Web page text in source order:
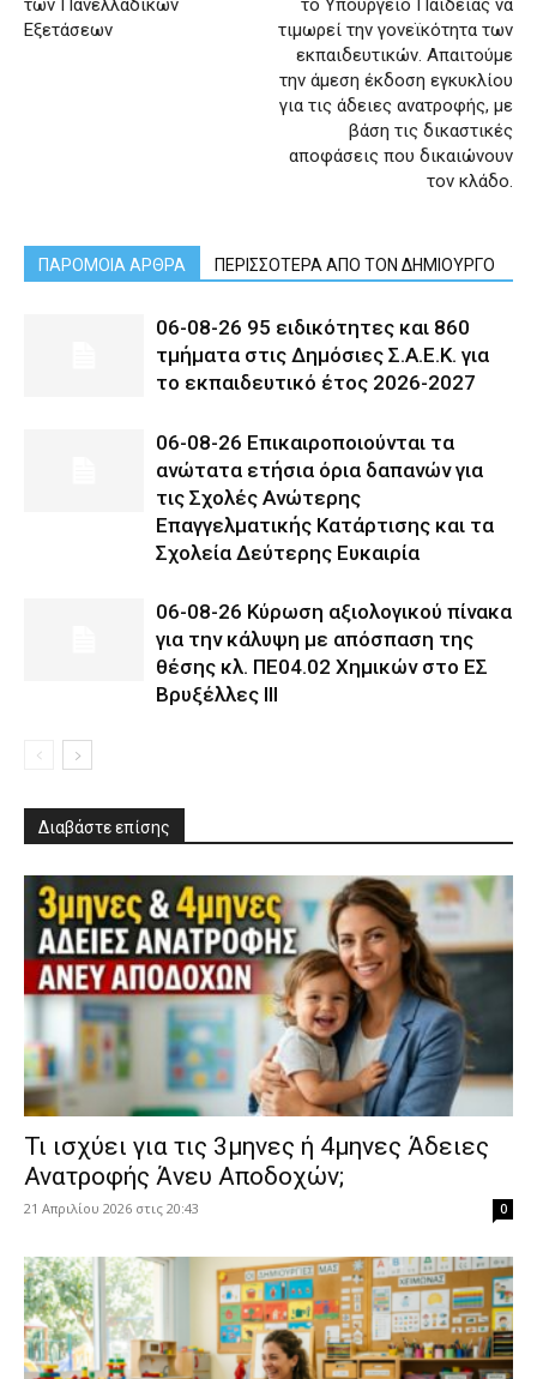
των Πανελλαδικών
Εξετάσεων
το Υπουργείο Παιδείας να
τιμωρεί την γονεϊκότητα των
εκπαιδευτικών. Απαιτούμε
την άμεση έκδοση εγκυκλίου
για τις άδειες ανατροφής, με
βάση τις δικαστικές
αποφάσεις που δικαιώνουν
τον κλάδο.
ΠΑΡΟΜΟΙΑ ΑΡΘΡΑ ΠΕΡΙΣΣΟΤΕΡΑ ΑΠΟ ΤΟΝ ΔΗΜΙΟΥΡΓΟ
06-08-26 95 ειδικότητες και 860
τμήματα στις Δημόσιες Σ.Α.Ε.Κ. για
το εκπαιδευτικό έτος 2026-2027
06-08-26 Επικαιροποιούνται τα
ανώτατα ετήσια όρια δαπανών για
τις Σχολές Ανώτερης
Επαγγελματικής Κατάρτισης και τα
Σχολεία Δεύτερης Ευκαιρία
06-08-26 Κύρωση αξιολογικού πίνακα
για την κάλυψη με απόσπαση της
θέσης κλ. ΠΕ04.02 Χημικών στο ΕΣ
Βρυξέλλες ΙΙΙ
Διαβάστε επίσης
​Τι ισχύει για τις 3μηνες ή 4μηνες Άδειες
Ανατροφής Άνευ Αποδοχών;
21 Απριλίου 2026 στις 20:43 0